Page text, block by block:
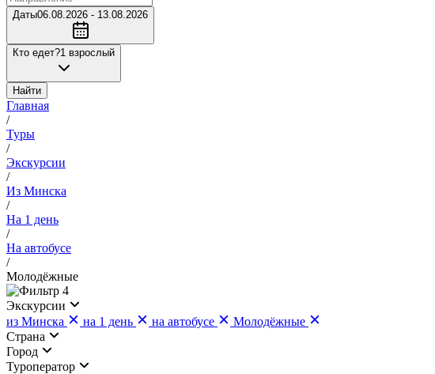
Даты06.08.2026 - 13.08.2026
Кто едет?1 взрослый
Найти
Главная
/
Туры
/
Экскурсии
/
Из Минска
/
На 1 день
/
На автобусе
/
Молодёжные
4
Экскурсии
из Минска
на 1 день на автобусе
Молодёжные
Страна
Город
Туроператор